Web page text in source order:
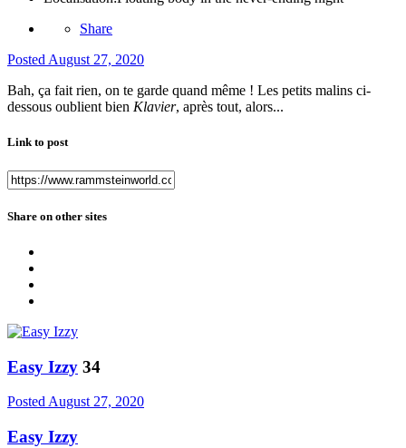
Share
Posted August 27, 2020
Bah, ça fait rien, on te garde quand même ! Les petits malins ci-
dessous oublient bien Klavier, après tout, alors...
Link to post
Share on other sites
Easy Izzy 34
PostedAugust 27, 2020
Easy Izzy